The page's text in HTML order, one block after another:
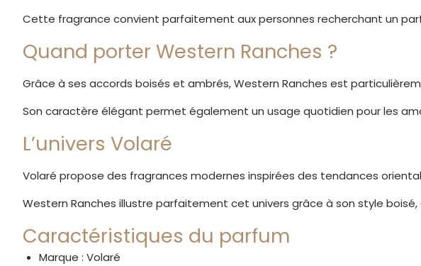
Cette fragrance convient parfaitement aux personnes recherchant un
Quand porter Western Ranches ?
Grâce à ses accords boisés et ambrés, Western Ranches est
Son caractère élégant permet également un usage quotidien pour les
L’univers Volaré
Volaré propose des fragrances modernes inspirées des tendances
Western Ranches illustre parfaitement cet univers grâce à son style boisé,
Caractéristiques du parfum
Marque : Volaré